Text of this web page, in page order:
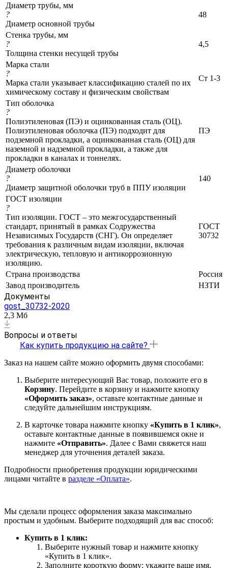
Диаметр трубы, мм
?
Диаметр основной трубы
48
Стенка трубы, мм
?
Толщина стенки несущей трубы
4,5
Марка стали
?
Марка стали указывает классификацию сталей по их
химическому составу и физическим свойствам
Ст 1-3
Тип оболочка
?
Полиэтиленовая (ПЭ) и оцинкованная сталь (ОЦ).
Полиэтиленовая оболочка (ПЭ) подходит для
подземной прокладки, а оцинкованная сталь (ОЦ) для
наземной и надземной прокладки, а также для
прокладки в каналах и тоннелях.
ПЭ
Диаметр оболочки
?
Диаметр защитной оболочки труб в ППУ изоляции
140
ГОСТ изоляции
?
Тип изоляции. ГОСТ – это межгосударственный
стандарт, принятый в рамках Содружества
Независимых Государств (СНГ). Он определяет
требования к различным видам изоляции, включая
электрическую, тепловую и антикоррозионную
изоляцию.
ГОСТ
30732
Страна производства
Россия
Завод производитель
НЗТИ
Документы
gost_30732-2020
2,3 Мб
Вопросы и ответы
Как купить продукцию на сайте?
Заказ на нашем сайте можно оформить двумя способами:
Выберите интересующий Вас товар, положите его в
Корзину. Перейдите в корзину и нажмите кнопку
«Оформить заказ», оставьте контактные данные и
следуйте дальнейшим инструкциям.
В карточке товара нажмите кнопку «Купить в 1 клик»,
оставьте контактные данные в появившемся окне и
нажмите «Отправить». Далее с Вами свяжется наш
менеджер для уточнения деталей заказа.
Подробности приобретения продукции юридическими
лицами читайте в разделе «Оплата».
Мы сделали процесс оформления заказа максимально
простым и удобным. Выберите подходящий для вас способ:
Купить в 1 клик:
Выберите нужный товар и нажмите кнопку
«Купить в 1 клик».
Заполните короткую форму: укажите ваше имя,